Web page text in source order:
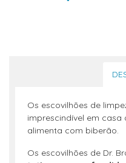
Os escovilhões de
imprescindível em
alimenta com biberão.
Os escovilhões de Dr.